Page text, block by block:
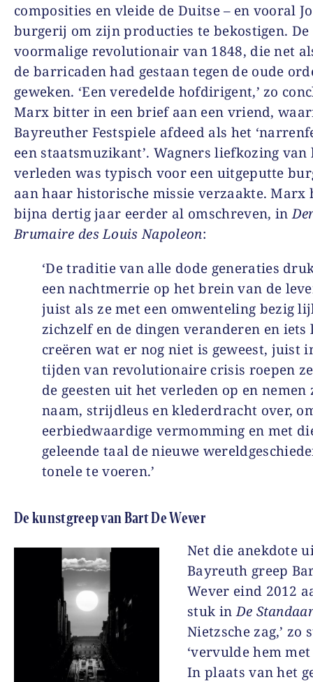
composities en vleide de Duitse – en vooral
burgerij om zijn producties te bekostigen. De
voormalige revolutionair van 1848, die net
de barricaden had gestaan tegen de oude
geweken. ‘Een veredelde hofdirigent,’ zo
Marx bitter in een brief aan een vriend,
Bayreuther Festspiele afdeed als het
een staatsmuzikant’. Wagners liefkozing van
verleden was typisch voor een uitgeputte
aan haar historische missie verzaakte. Marx
bijna dertig jaar eerder al omschreven, in
Brumaire des Louis Napoleon:
‘De traditie van alle dode generaties
een nachtmerrie op het brein van de
juist als ze met een omwenteling bezig
zichzelf en de dingen veranderen en
creëren wat er nog niet is geweest, juist
tijden van revolutionaire crisis roepen
de geesten uit het verleden op en nemen
naam, strijdleus en klederdracht over,
eerbiedwaardige vermomming en met
geleende taal de nieuwe
tonele te voeren.’
De kunstgreep van Bart De Wever
Net die anekdote
Bayreuth greep
Wever eind 2012
stuk inDe
Nietzsche zag,’ zo
‘vervulde hem
In plaats van het